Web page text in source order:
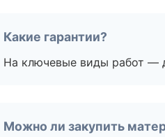
Какие гарантии?
На ключевые виды работ —
Можно ли закупить